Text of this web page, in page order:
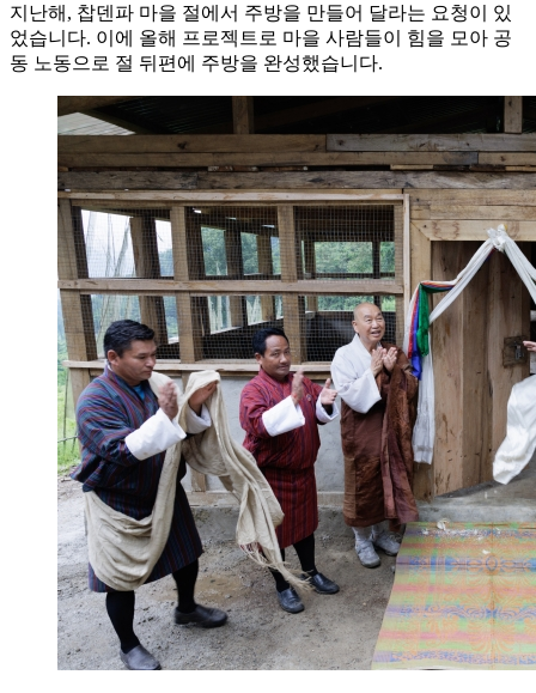
지난해, 찹덴파 마을 절에서 주방을 만들어 달라는 요청이 있
었습니다. 이에 올해 프로젝트로 마을 사람들이 힘을 모아 공
동 노동으로 절 뒤편에 주방을 완성했습니다.